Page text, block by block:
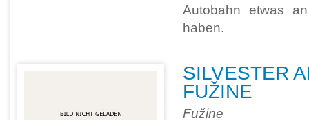
Autobahn etwas
haben.
SILVESTER
FUŽINE
Fužine